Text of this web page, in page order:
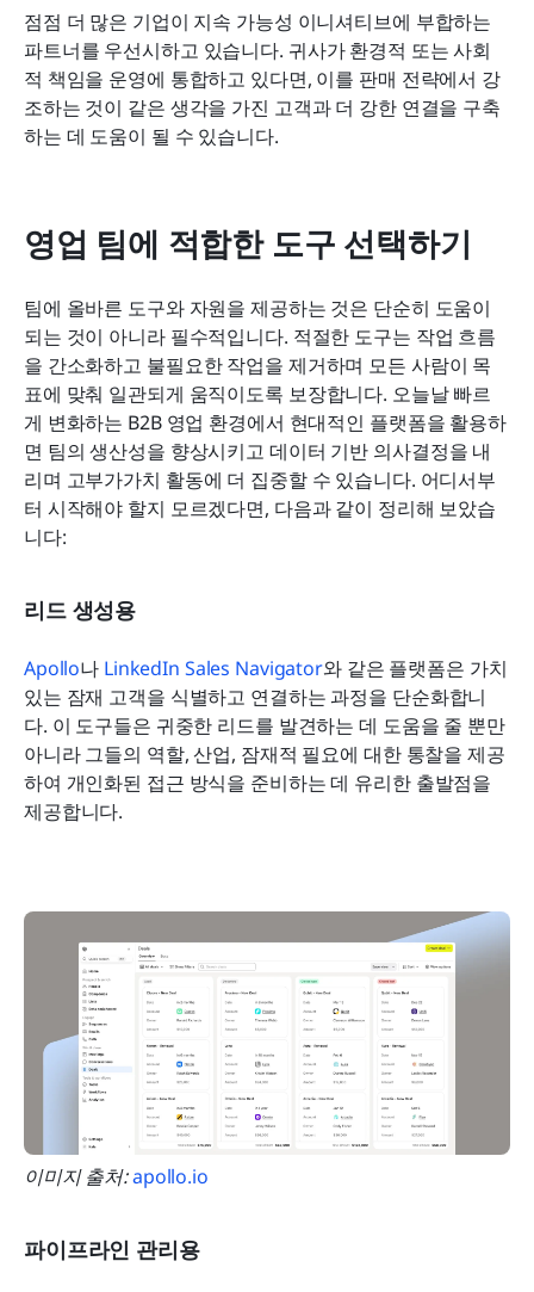
점점 더 많은 기업이 지속 가능성 이니셔티브에 부합하는
파트너를 우선시하고 있습니다. 귀사가 환경적 또는 사회
적 책임을 운영에 통합하고 있다면, 이를 판매 전략에서 강
조하는 것이 같은 생각을 가진 고객과 더 강한 연결을 구축
하는 데 도움이 될 수 있습니다.
영업 팀에 적합한 도구 선택하기
팀에 올바른 도구와 자원을 제공하는 것은 단순히 도움이
되는 것이 아니라 필수적입니다. 적절한 도구는 작업 흐름
을 간소화하고 불필요한 작업을 제거하며 모든 사람이 목
표에 맞춰 일관되게 움직이도록 보장합니다. 오늘날 빠르
게 변화하는 B2B 영업 환경에서 현대적인 플랫폼을 활용하
면 팀의 생산성을 향상시키고 데이터 기반 의사결정을 내
리며 고부가가치 활동에 더 집중할 수 있습니다. 어디서부
터 시작해야 할지 모르겠다면, 다음과 같이 정리해 보았습
니다:
리드 생성용
Apollo나 LinkedIn Sales Navigator와 같은 플랫폼은 가치
있는 잠재 고객을 식별하고 연결하는 과정을 단순화합니
다. 이 도구들은 귀중한 리드를 발견하는 데 도움을 줄 뿐만
아니라 그들의 역할, 산업, 잠재적 필요에 대한 통찰을 제공
하여 개인화된 접근 방식을 준비하는 데 유리한 출발점을
제공합니다.
이미지 출처: apollo.io
파이프라인 관리용